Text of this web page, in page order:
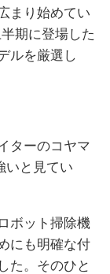
まり始めてい
期に登場した
ルを厳選し
ターのコヤマ
いと見てい
ボット掃除機
にも明確な付
た。そのひと